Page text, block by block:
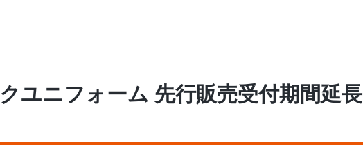
ユニフォーム 先行販売受付期間延